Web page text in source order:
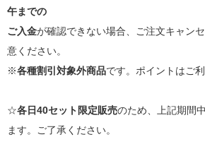
午までの
ご入金が確認できない場合、ご注文キャン
意ください。
※各種割引対象外商品です。ポイントはご
☆各日40セット限定販売のため、上記期間
ます。ご了承ください。